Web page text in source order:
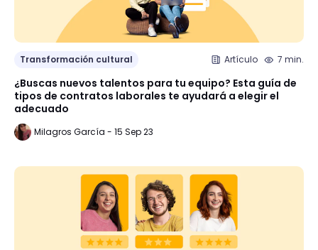
Transformación cultural Artículo 7 min.
¿Buscas nuevos talentos para tu equipo? Esta guía de
tipos de contratos laborales te ayudará a elegir el
adecuado
Milagros García - 15 Sep 23